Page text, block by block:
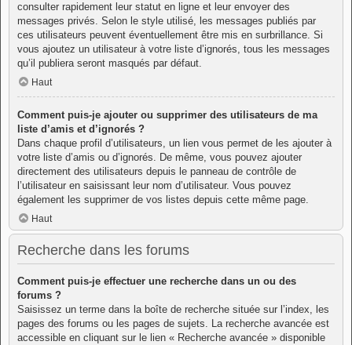
consulter rapidement leur statut en ligne et leur envoyer des
messages privés. Selon le style utilisé, les messages publiés par
ces utilisateurs peuvent éventuellement être mis en surbrillance. Si
vous ajoutez un utilisateur à votre liste d’ignorés, tous les messages
qu’il publiera seront masqués par défaut.
Haut
Comment puis-je ajouter ou supprimer des utilisateurs de ma
liste d’amis et d’ignorés ?
Dans chaque profil d’utilisateurs, un lien vous permet de les ajouter à
votre liste d’amis ou d’ignorés. De même, vous pouvez ajouter
directement des utilisateurs depuis le panneau de contrôle de
l’utilisateur en saisissant leur nom d’utilisateur. Vous pouvez
également les supprimer de vos listes depuis cette même page.
Haut
Recherche dans les forums
Comment puis-je effectuer une recherche dans un ou des
forums ?
Saisissez un terme dans la boîte de recherche située sur l’index, les
pages des forums ou les pages de sujets. La recherche avancée est
accessible en cliquant sur le lien « Recherche avancée » disponible